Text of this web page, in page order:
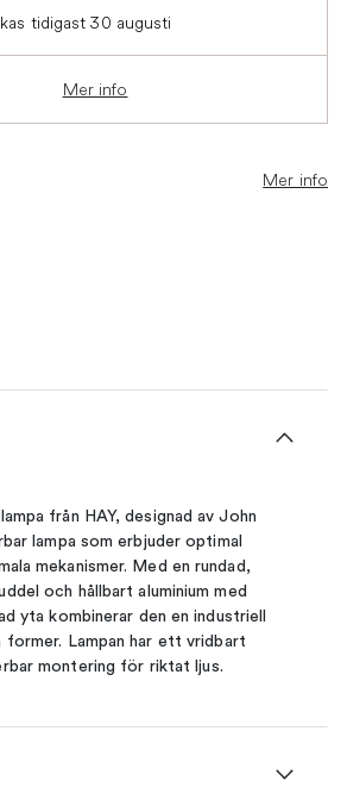
tidigast 30 augusti
Mer info
Mer info
från HAY, designad av John
lampa som erbjuder optimal
mekanismer. Med en rundad,
och hållbart aluminium med
yta kombinerar den en industriell
former. Lampan har ett vridbart
montering för riktat ljus.